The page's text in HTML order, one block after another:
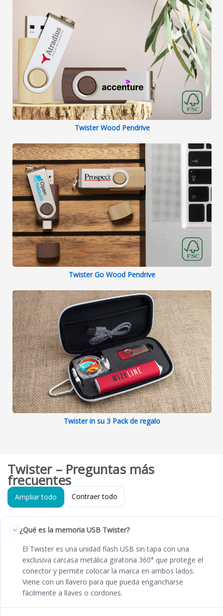
Twister Wood Pendrive
Twister Go Wood Pendrive
Twister in su 3 Pack de regalo
Twister – Preguntas más
frecuentes
Ampliar todo Contraer todo
¿Qué es la memoria USB Twister?
El Twister es una unidad flash USB sin tapa con una
exclusiva carcasa metálica giratoria 360° que protege el
conector y permite colocar la marca en ambos lados.
Viene con un llavero para que pueda engancharse
fácilmente a llaves o cordones.